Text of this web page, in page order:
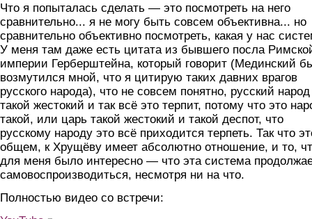
Что я попыталась сделать — это посмотреть на него
сравнительно... я не могу быть совсем объективна... но
сравнительно объективно посмотреть, какая у нас
У меня там даже есть цитата из бывшего посла
империи Герберштейна, который говорит (Мединский
возмутился мной, что я цитирую таких давних врагов
русского народа), что не совсем понятно, русский народ
такой жестокий и так всё это терпит, потому что это
такой, или царь такой жестокий и такой деспот, что
русскому народу это всё приходится терпеть. Так что
общем, к Хрущёву имеет абсолютно отношение, и то,
для меня было интересно — что эта система
самовоспроизводиться, несмотря ни на что.
Полностью видео со встречи: